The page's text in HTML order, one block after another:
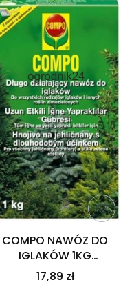
COMPO NAWÓZ DO
IGLAKÓW 1KG
DŁUGODZIAŁAJĄCY 100
17,89 zł